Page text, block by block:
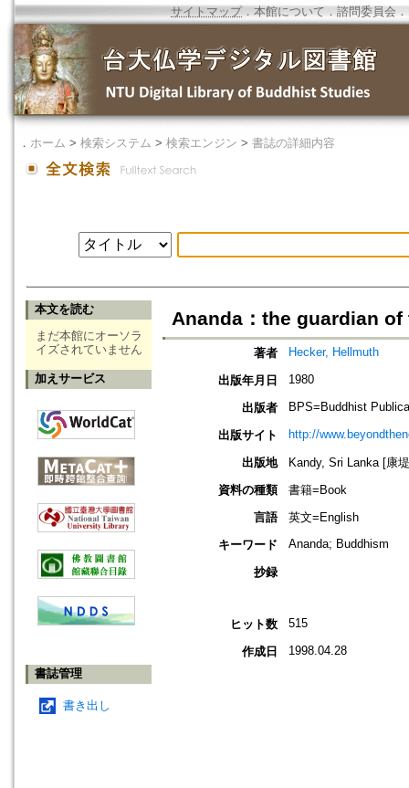
サイトマップ．本館について ． 諮問委員会 ．
． ホーム > 検索システム > 検索エンジン > 書誌の詳細内容
本文を読む
まだ本館にオーソラ
イズされていません
加えサービス
書誌管理
書き出し
Ananda：the guardian of
著者 Hecker, Hellmuth
出版年月日 1980
出版者 BPS=Buddhist
出版サイト http://
出版地
Kandy, Sri Lanka [康
資料の種類
書籍=Book
言語
英文=English
キーワード
Ananda; Buddhism
抄録
ヒット数 515
作成日 1998.04.28